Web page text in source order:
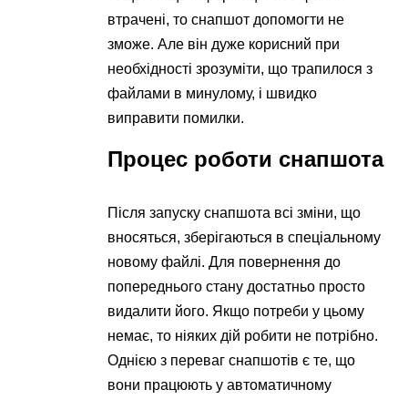
втрачені, то снапшот допомогти не
зможе. Але він дуже корисний при
необхідності зрозуміти, що трапилося з
файлами в минулому, і швидко
виправити помилки.
Процес роботи снапшота
Після запуску снапшота всі зміни, що
вносяться, зберігаються в спеціальному
новому файлі. Для повернення до
попереднього стану достатньо просто
видалити його. Якщо потреби у цьому
немає, то ніяких дій робити не потрібно.
Однією з переваг снапшотів є те, що
вони працюють у автоматичному